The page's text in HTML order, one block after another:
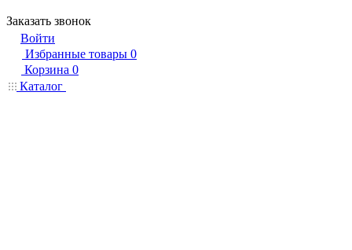
Заказать звонок
Войти
Избранные товары 0
Корзина 0
Каталог